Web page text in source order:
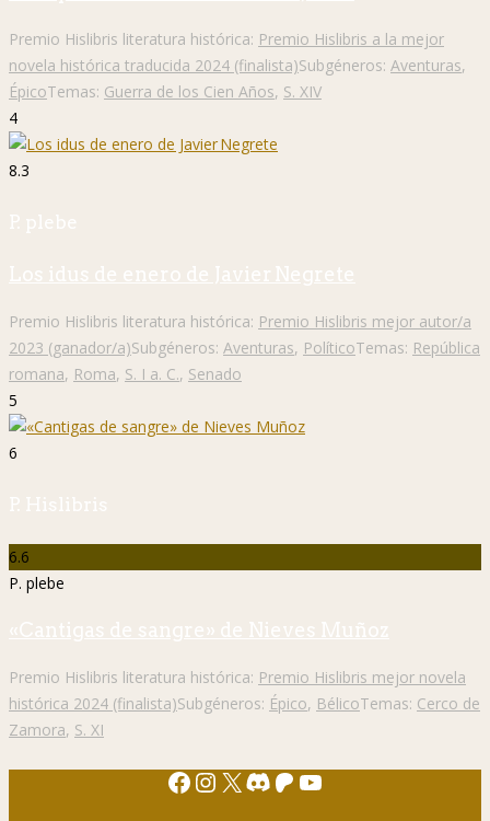
Premio Hislibris literatura histórica: Premio Hislibris a la mejor
novela histórica traducida 2024 (finalista)Subgéneros: Aventuras,
ÉpicoTemas: Guerra de los Cien Años, S. XIV
4
8.3
P. plebe
Los idus de enero de Javier Negrete
Premio Hislibris literatura histórica: Premio Hislibris mejor autor/a
2023 (ganador/a)Subgéneros: Aventuras, PolíticoTemas: República
romana, Roma, S. I a. C., Senado
5
6
P. Hislibris
6.6
P. plebe
«Cantigas de sangre» de Nieves Muñoz
Premio Hislibris literatura histórica: Premio Hislibris mejor novela
histórica 2024 (finalista)Subgéneros: Épico, BélicoTemas: Cerco de
Zamora, S. XI
Facebook
Instagram
X Discord
Patreon
YouTube